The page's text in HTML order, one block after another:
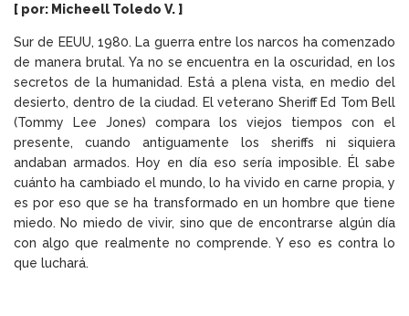
[ por: Micheell Toledo V. ]
Sur de EEUU, 1980. La guerra entre los narcos ha comenzado
de manera brutal. Ya no se encuentra en la oscuridad, en los
secretos de la humanidad. Está a plena vista, en medio del
desierto, dentro de la ciudad. El veterano Sheriff Ed Tom Bell
(Tommy Lee Jones) compara los viejos tiempos con el
presente, cuando antiguamente los sheriffs ni siquiera
andaban armados. Hoy en día eso sería imposible. Él sabe
cuánto ha cambiado el mundo, lo ha vivido en carne propia, y
es por eso que se ha transformado en un hombre que tiene
miedo. No miedo de vivir, sino que de encontrarse algún día
con algo que realmente no comprende. Y eso es contra lo
que luchará.